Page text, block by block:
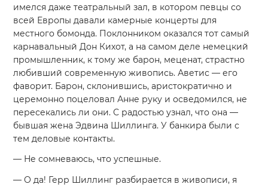
имелся даже театральный зал, в котором певцы со
всей Европы давали камерные концерты для
местного бомонда. Поклонником оказался тот самый
карнавальный Дон Кихот, а на самом деле немецкий
промышленник, к тому же барон, меценат, страстно
любивший современную живопись. Аветис — его
фаворит. Барон, склонившись, аристократично и
церемонно поцеловал Анне руку и осведомился, не
пересекались ли они. С радостью узнал, что она —
бывшая жена Эдвина Шиллинга. У банкира были с
тем деловые контакты.
— Не сомневаюсь, что успешные.
— О да! Герр Шиллинг разбирается в живописи, я